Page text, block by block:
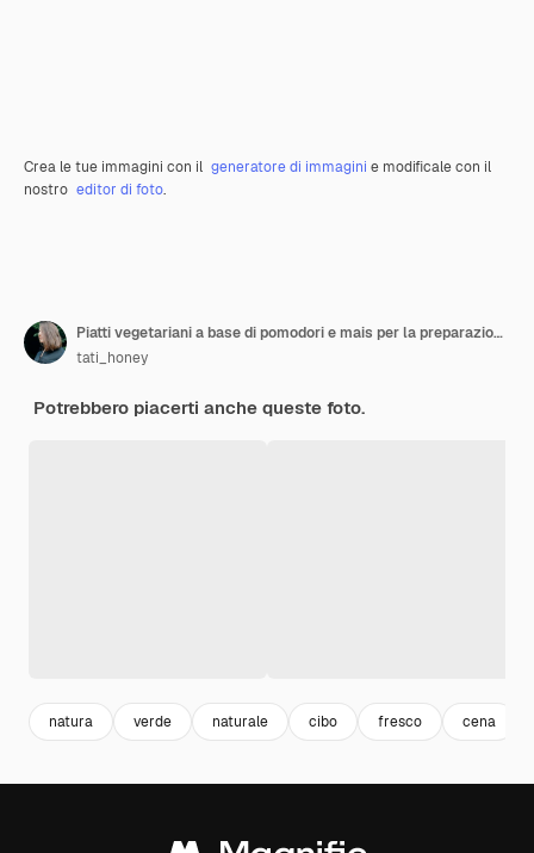
Crea le tue immagini con il generatore di immagini e modificale con il
nostro editor di foto.
Piatti vegetariani a base di pomodori e mais per la preparazione di cibi sani
tati_honey
Potrebbero piacerti anche queste foto.
natura verde naturale cibo fresco cena